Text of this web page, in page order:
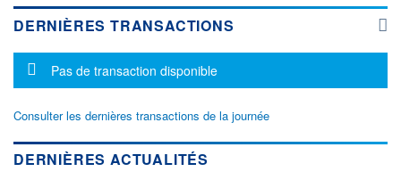
DERNIÈRES TRANSACTIONS
Message d'information
Pas de transaction disponible
Consulter les dernières transactions de la journée
DERNIÈRES ACTUALITÉS